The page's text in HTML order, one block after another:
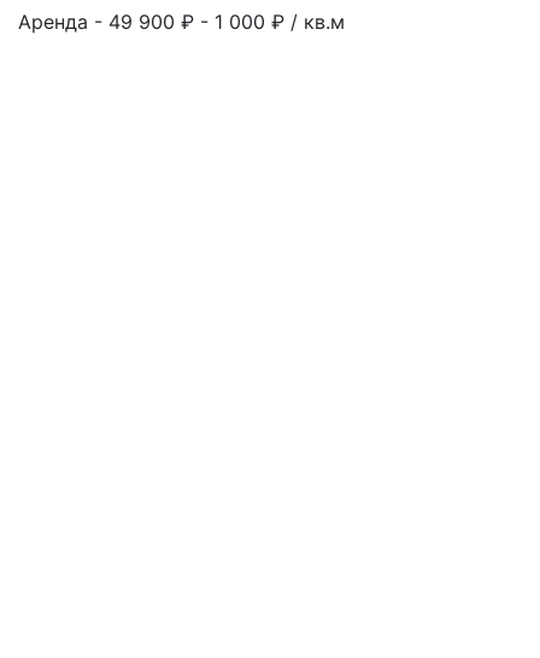
Аренда - 49 900 ₽ - 1 000 ₽ / кв.м